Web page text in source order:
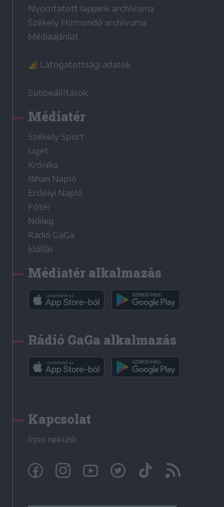
Nyomtatott lapjaink archívuma
Székely Hírmondó archívuma
Médiaajánlat
Látogatottsági adatok
Sütibeállítások
Médiatér
Székely Sport
Liget
Krónika
Bihari Napló
Erdélyi Napló
Főtér
Nőileg
Rádió GaGa
Jóállás
Médiatér alkalmazás
Rádió GaGa alkalmazás
Kapcsolat
Írjon nekünk